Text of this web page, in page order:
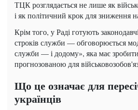
ТЦК розглядається не лише як
і як політичний крок для зниження
Крім того, у Раді готують
строків служби — обговорюється
служби — і додому», яка має
прогнозованою для
Що це означає для
українців